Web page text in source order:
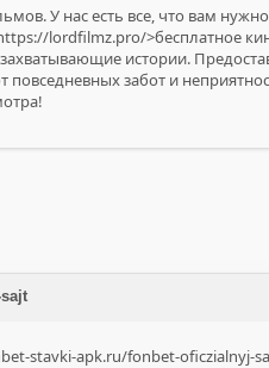
У нас есть все, что вам
lordfilmz.pro/>бесплатное
истории.
забот и
stavki-apk.ru/fonbet-oficzialnyj-